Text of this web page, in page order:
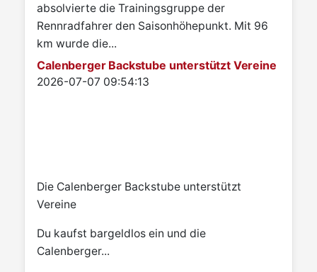
absolvierte die Trainingsgruppe der
Rennradfahrer den Saisonhöhepunkt. Mit 96
km wurde die...
Calenberger Backstube unterstützt Vereine
Details
2026-07-07 09:54:13
Die Calenberger Backstube unterstützt
Vereine
Du kaufst bargeldlos ein und die
Calenberger...